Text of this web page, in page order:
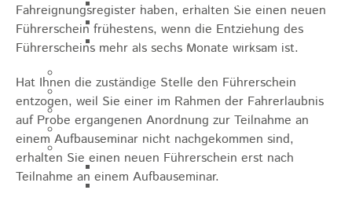
Der Rosenstein
Höhlen rund um Heubach
Heubach Tour
archaeopfad
Flugplatz
Anreise
Schwimmbäder
Hallenbad
Freibad
Fahreignungsregister haben, erhalten Sie einen neuen
Führerschein frühestens, wenn die Entziehung des
Führerscheins mehr als sechs Monate wirksam ist.
Hat Ihnen die zuständige Stelle den Führerschein
entzogen, weil Sie einer im Rahmen der Fahrerlaubnis
auf Probe ergangenen Anordnung zur Teilnahme an
einem Aufbauseminar nicht nachgekommen sind,
erhalten Sie einen neuen Führerschein erst nach
Teilnahme an einem Aufbauseminar.